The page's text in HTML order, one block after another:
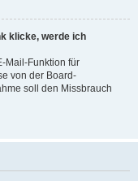
klicke, werde ich
Mail-Funktion für
von der Board-
soll den Missbrauch